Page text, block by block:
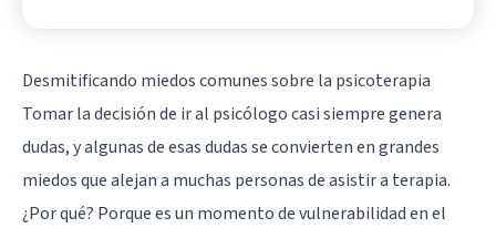
Desmitificando miedos comunes sobre la psicoterapia
Tomar la decisión de ir al psicólogo casi siempre genera
dudas, y algunas de esas dudas se convierten en grandes
miedos que alejan a muchas personas de asistir a terapia.
¿Por qué? Porque es un momento de vulnerabilidad en el